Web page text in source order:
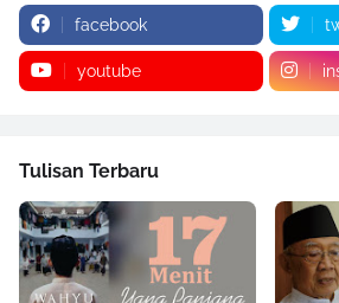
facebook
youtube
Tulisan Terbaru